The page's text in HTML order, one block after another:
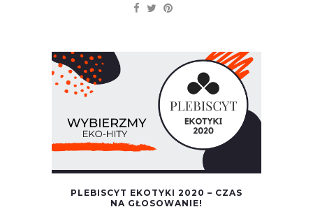
PLEBISCYT EKOTYKI 2020 – CZAS
NA GŁOSOWANIE!